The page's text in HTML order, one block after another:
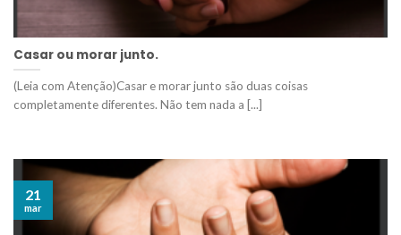
Casar ou morar junto.
(Leia com Atenção)Casar e morar junto são duas coisas
completamente diferentes. Não tem nada a [...]
21
mar